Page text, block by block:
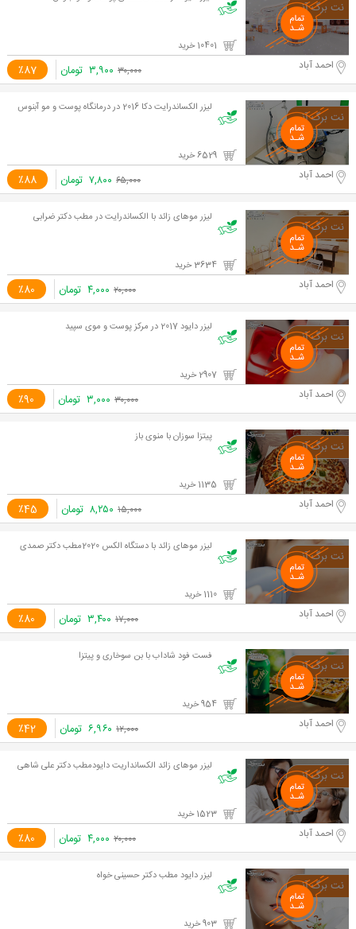
٪87 احمد آباد ۳۰,۰۰۰ ۳,۹۰۰ تومان
لیزر الکساندرایت دکا 2016 در درمانگاه پوست و مو آبنوس
٪88 احمد آباد ۶۵,۰۰۰ ۷,۸۰۰ تومان
لیزر موهای زائد با الکساندرایت در مطب دکتر ضرابی
٪80 احمد آباد ۲۰,۰۰۰ ۴,۰۰۰ تومان
لیزر دایود 2017 در مرکز پوست و موی سپید
٪90 احمد آباد ۳۰,۰۰۰ ۳,۰۰۰ تومان
پیتزا سوزان با منوی باز
٪45 احمد آباد ۱۵,۰۰۰ ۸,۲۵۰ تومان
لیزر موهای زائد با دستگاه الکس 2020مطب دکتر صمدی
٪80 احمد آباد ۱۷,۰۰۰ ۳,۴۰۰ تومان
فست فود شاداب با بن سوخاری و پیتزا
٪42 احمد آباد ۱۲,۰۰۰ ۶,۹۶۰ تومان
لیزر موهای زائد الکسانداریت دایودمطب دکتر علی شاهی
٪80 احمد آباد ۲۰,۰۰۰ ۴,۰۰۰ تومان
لیزر دایود مطب دکتر حسینی خواه